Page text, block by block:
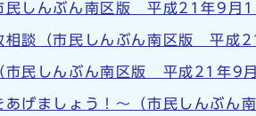
民しんぶん南区版 平成21年9月
相談（市民しんぶん南区版 平成
市民しんぶん南区版 平成21年9
げましょう！～（市民しんぶん